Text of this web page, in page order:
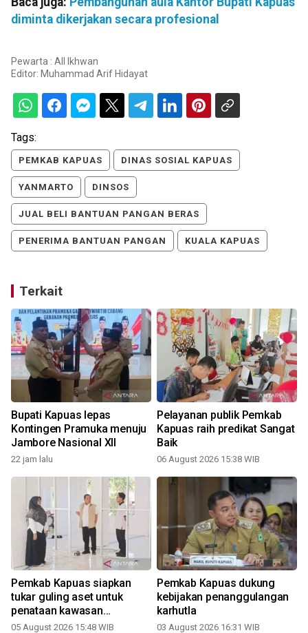
diminta dikerjakan secara profesional
Pewarta : All Ikhwan
Editor: Muhammad Arif Hidayat
Tags:
PEMKAB KAPUAS DINAS SOSIAL KAPUAS
YANMARTO DINSOS
JUAL BELI BANTUAN PANGAN BERAS
PENERIMA BANTUAN PANGAN KUALA KAPUAS
Terkait
Bupati Kapuas lepas
Kontingen Pramuka menuju
Jambore Nasional XII
22 jam lalu
Pelayanan publik Pemkab
Kapuas raih predikat Sangat
Baik
06 August 2026 15:38 WIB
Pemkab Kapuas siapkan
tukar guling aset untuk
penataan kawasan
perkantoran
05 August 2026 15:48 WIB
Pemkab Kapuas dukung
kebijakan penanggulangan
karhutla
03 August 2026 16:31 WIB